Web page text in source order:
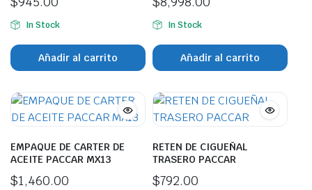
In Stock
Añadir al carrito
In Stock
Añadir al carrito
EMPAQUE DE CARTER DE
ACEITE PACCAR MX13
$1,460.00
RETEN DE CIGUEÑAL
TRASERO PACCAR
$792.00